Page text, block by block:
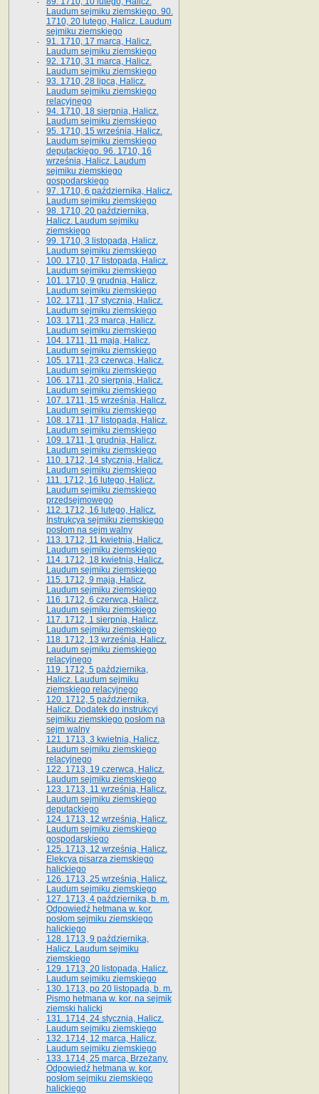
Laudum sejmiku ziemskiego. 90.
1710, 20 lutego, Halicz. Laudum
sejmiku ziemskiego
91. 1710, 17 marca, Halicz.
Laudum sejmiku ziemskiego
92. 1710, 31 marca, Halicz.
Laudum sejmiku ziemskiego
93. 1710, 28 lipca, Halicz.
Laudum sejmiku ziemskiego
relacyjnego
94. 1710, 18 sierpnia, Halicz.
Laudum sejmiku ziemskiego
95. 1710, 15 września, Halicz.
Laudum sejmiku ziemskiego
deputackiego. 96. 1710, 16
września, Halicz. Laudum
sejmiku ziemskiego
gospodarskiego
97. 1710, 6 października, Halicz.
Laudum sejmiku ziemskiego
98. 1710, 20 października,
Halicz. Laudum sejmiku
ziemskiego
99. 1710, 3 listopada, Halicz.
Laudum sejmiku ziemskiego
100. 1710, 17 listopada, Halicz.
Laudum sejmiku ziemskiego
101. 1710, 9 grudnia, Halicz.
Laudum sejmiku ziemskiego
102. 1711, 17 stycznia, Halicz.
Laudum sejmiku ziemskiego
103. 1711, 23 marca, Halicz.
Laudum sejmiku ziemskiego
104. 1711, 11 maja, Halicz.
Laudum sejmiku ziemskiego
105. 1711, 23 czerwca, Halicz.
Laudum sejmiku ziemskiego
106. 1711, 20 sierpnia, Halicz.
Laudum sejmiku ziemskiego
107. 1711, 15 września, Halicz.
Laudum sejmiku ziemskiego
108. 1711, 17 listopada, Halicz.
Laudum sejmiku ziemskiego
109. 1711, 1 grudnia, Halicz.
Laudum sejmiku ziemskiego
110. 1712, 14 stycznia, Halicz.
Laudum sejmiku ziemskiego
111. 1712, 16 lutego, Halicz.
Laudum sejmiku ziemskiego
przedsejmowego
112. 1712, 16 lutego, Halicz.
Instrukcya sejmiku ziemskiego
posłom na sejm walny
113. 1712, 11 kwietnia, Halicz.
Laudum sejmiku ziemskiego
114. 1712, 18 kwietnia, Halicz.
Laudum sejmiku ziemskiego
115. 1712, 9 maja, Halicz.
Laudum sejmiku ziemskiego
116. 1712, 6 czerwca, Halicz.
Laudum sejmiku ziemskiego
117. 1712, 1 sierpnia, Halicz.
Laudum sejmiku ziemskiego
118. 1712, 13 września, Halicz.
Laudum sejmiku ziemskiego
relacyjnego
119. 1712, 5 października,
Halicz. Laudum sejmiku
ziemskiego relacyjnego
120. 1712, 5 października,
Halicz. Dodatek do instrukcyi
sejmiku ziemskiego posłom na
sejm walny
121. 1713, 3 kwietnia, Halicz.
Laudum sejmiku ziemskiego
relacyjnego
122. 1713, 19 czerwca, Halicz.
Laudum sejmiku ziemskiego
123. 1713, 11 września, Halicz.
Laudum sejmiku ziemskiego
deputackiego
124. 1713, 12 września, Halicz.
Laudum sejmiku ziemskiego
gospodarskiego
125. 1713, 12 września, Halicz.
Elekcya pisarza ziemskiego
halickiego
126. 1713, 25 września, Halicz.
Laudum sejmiku ziemskiego
127. 1713, 4 października, b. m.
Odpowiedź hetmana w. kor.
posłom sejmiku ziemskiego
halickiego
128. 1713, 9 października,
Halicz. Laudum sejmiku
ziemskiego
129. 1713, 20 listopada, Halicz.
Laudum sejmiku ziemskiego
130. 1713, po 20 listopada, b. m.
Pismo hetmana w. kor. na sejmik
ziemski halicki
131. 1714, 24 stycznia, Halicz.
Laudum sejmiku ziemskiego
132. 1714, 12 marca, Halicz.
Laudum sejmiku ziemskiego
133. 1714, 25 marca, Brzeżany.
Odpowiedź hetmana w. kor.
posłom sejmiku ziemskiego
halickiego